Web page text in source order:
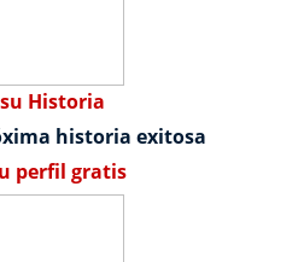
Historia
historia exitosa
perfil gratis